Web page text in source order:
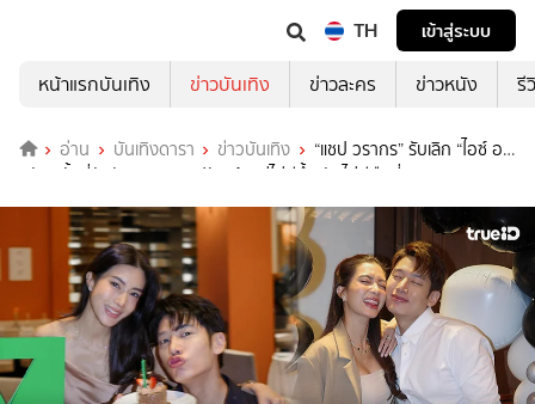
TH
เข้าสู่ระบบ
หน้าแรกบันเทิง
ข่าวบันเทิง ข่าวละคร ข่าวหนัง รี
อ่าน บันเทิงดารา ข่าวบันเทิง
“แชป วรากร” รับเลิก “ไอซ์ อธิ
ชนัน” ทั้งที่ยังรัก พยายามปรับแล้วแต่ไม่ดีขึ้น ยันไม่มีมือที่ 3